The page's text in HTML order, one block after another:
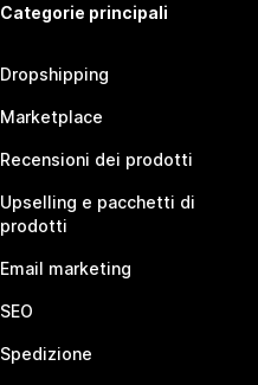
Categorie principali
Dropshipping
Marketplace
Recensioni dei prodotti
Upselling e pacchetti di
prodotti
Email marketing
SEO
Spedizione